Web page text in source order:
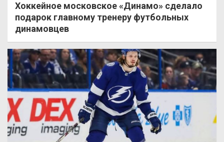
Хоккейное московское «Динамо» сделало
подарок главному тренеру футбольных
динамовцев